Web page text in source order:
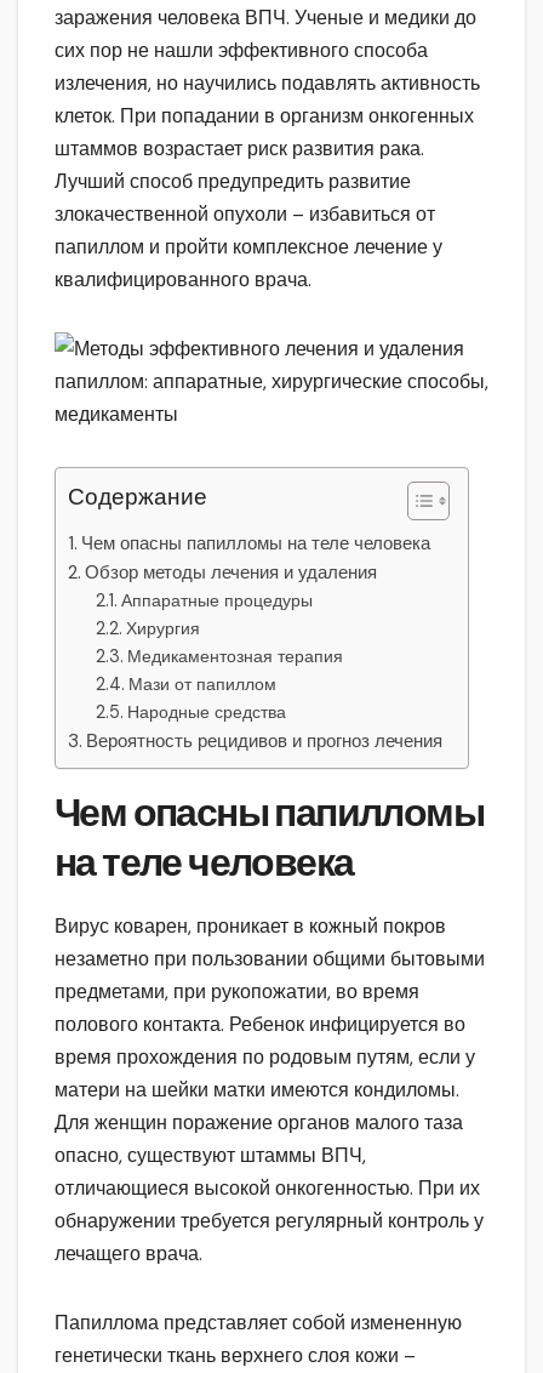
заражения человека ВПЧ. Ученые и медики до
сих пор не нашли эффективного способа
излечения, но научились подавлять активность
клеток. При попадании в организм онкогенных
штаммов возрастает риск развития рака.
Лучший способ предупредить развитие
злокачественной опухоли – избавиться от
папиллом и пройти комплексное лечение у
квалифицированного врача.
Содержание
Чем опасны папилломы на теле человека
Обзор методы лечения и удаления
Аппаратные процедуры
Хирургия
Медикаментозная терапия
Мази от папиллом
Народные средства
Вероятность рецидивов и прогноз лечения
Чем опасны папилломы
на теле человека
Вирус коварен, проникает в кожный покров
незаметно при пользовании общими бытовыми
предметами, при рукопожатии, во время
полового контакта. Ребенок инфицируется во
время прохождения по родовым путям, если у
матери на шейки матки имеются кондиломы.
Для женщин поражение органов малого таза
опасно, существуют штаммы ВПЧ,
отличающиеся высокой онкогенностью. При их
обнаружении требуется регулярный контроль у
лечащего врача.
Папиллома представляет собой измененную
генетически ткань верхнего слоя кожи –